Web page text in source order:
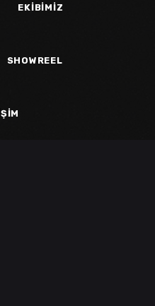
EKIBIMIZ
SHOWREEL